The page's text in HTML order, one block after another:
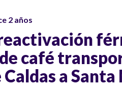
2 años
café
a